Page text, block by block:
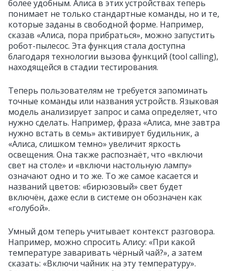
более удобным. Алиса в этих устройствах теперь
понимает не только стандартные команды, но и те,
которые заданы в свободной форме. Например,
сказав «Алиса, пора прибраться», можно запустить
робот-пылесос. Эта функция стала доступна
благодаря технологии вызова функций (tool calling),
находящейся в стадии тестирования.
Теперь пользователям не требуется запоминать
точные команды или названия устройств. Языковая
модель анализирует запрос и сама определяет, что
нужно сделать. Например, фраза «Алиса, мне завтра
нужно встать в семь» активирует будильник, а
«Алиса, слишком темно» увеличит яркость
освещения. Она также распознаёт, что «включи
свет на столе» и «включи настольную лампу»
означают одно и то же. То же самое касается и
названий цветов: «бирюзовый» свет будет
включён, даже если в системе он обозначен как
«голубой».
Умный дом теперь учитывает контекст разговора.
Например, можно спросить Алису: «При какой
температуре заваривать чёрный чай?», а затем
сказать: «Включи чайник на эту температуру».